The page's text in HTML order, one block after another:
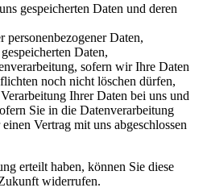
gespeicherten Daten und deren
Daten,
Daten,
sofern wir Ihre Daten
noch nicht löschen dürfen,
Ihrer Daten bei uns und
Sie in die Datenverarbeitung
Vertrag mit uns abgeschlossen
erteilt haben, können Sie diese
widerrufen.